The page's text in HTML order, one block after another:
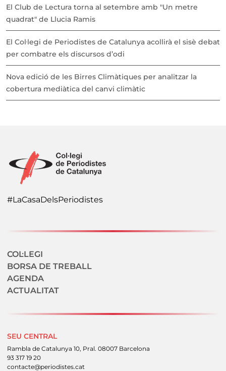
El Club de Lectura torna al setembre amb "Un metre
quadrat" de Llucia Ramis
El Col·legi de Periodistes de Catalunya acollirà el sisè debat
per combatre els discursos d’odi
Nova edició de les Birres Climàtiques per analitzar la
cobertura mediàtica del canvi climàtic
#LaCasaDelsPeriodistes
Navegació secundaria
COL·LEGI
BORSA DE TREBALL
AGENDA
ACTUALITAT
SEU CENTRAL
Rambla de Catalunya 10, Pral. 08007 Barcelona
93 317 19 20
contacte@periodistes.cat